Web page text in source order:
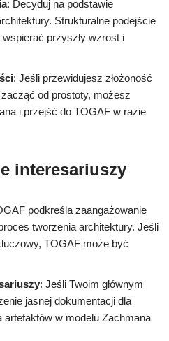
: Decyduj na podstawie
Strukturalne podejście
przyszły wzrost i
: Jeśli przewidujesz złożoność
od prostoty, możesz
i przejść do TOGAF w razie
interesariuszy
podkreśla zaangażowanie
tworzenia architektury. Jeśli
TOGAF może być
: Jeśli Twoim głównym
jasnej dokumentacji dla
artefaktów w modelu Zachmana